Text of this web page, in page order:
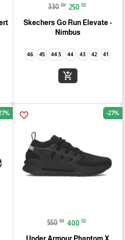
330 ₪ 250 ₪
Skechers Go Run Elevate -
Nimbus
41
42
43
44
44.5
45
46
add_shopping_cart
favorite_border -27%
550 ₪ 400 ₪